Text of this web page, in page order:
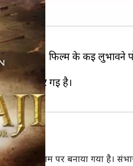
में रही है। फिल्म के कई लुभावने
में घिर गई है।
के नाम पर बनाया गया है।